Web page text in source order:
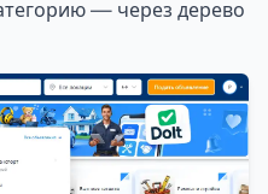
— через дерево